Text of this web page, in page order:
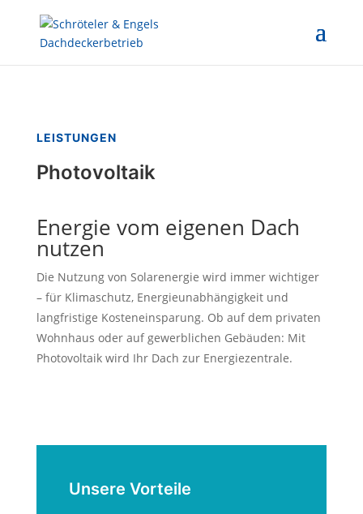
LEISTUNGEN
Photovoltaik
Energie vom eigenen Dach
nutzen
Die Nutzung von Solarenergie wird immer wichtiger
– für Klimaschutz, Energieunabhängigkeit und
langfristige Kosteneinsparung. Ob auf dem privaten
Wohnhaus oder auf gewerblichen Gebäuden: Mit
Photovoltaik wird Ihr Dach zur Energiezentrale.
Unsere Vorteile